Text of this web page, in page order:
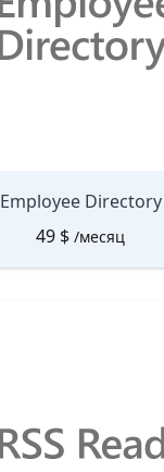
Employee Directory
49 $ /месяц